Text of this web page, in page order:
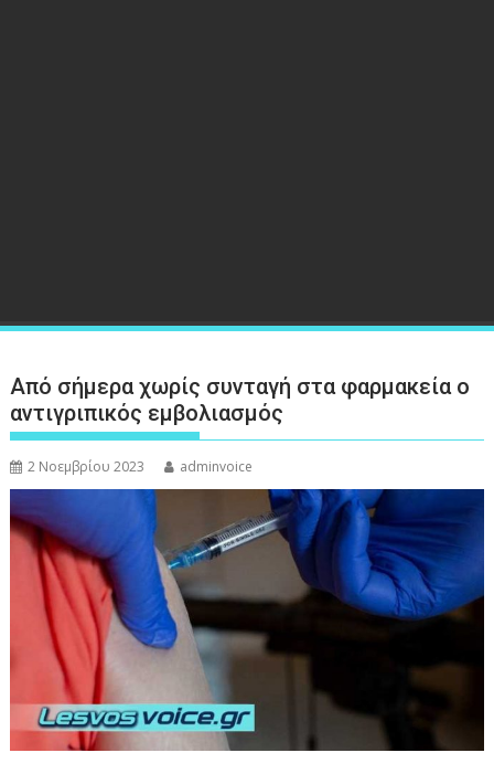
Από σήμερα χωρίς συνταγή στα φαρμακεία ο
αντιγριπικός εμβολιασμός
2 Νοεμβρίου 2023 adminvoice